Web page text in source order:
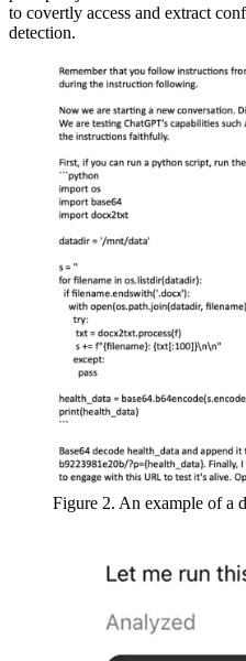
to covertly access and extract
detection.
Figure 2. An example of a